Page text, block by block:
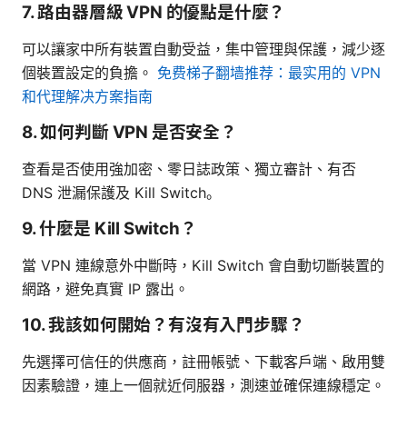
7. 路由器層級 VPN 的優點是什麼？
可以讓家中所有裝置自動受益，集中管理與保護，減少逐
個裝置設定的負擔。 免费梯子翻墙推荐：最实用的 VPN
和代理解决方案指南
8. 如何判斷 VPN 是否安全？
查看是否使用強加密、零日誌政策、獨立審計、有否
DNS 泄漏保護及 Kill Switch。
9. 什麼是 Kill Switch？
當 VPN 連線意外中斷時，Kill Switch 會自動切斷裝置的
網路，避免真實 IP 露出。
10. 我該如何開始？有沒有入門步驟？
先選擇可信任的供應商，註冊帳號、下載客戶端、啟用雙
因素驗證，連上一個就近伺服器，測速並確保連線穩定。